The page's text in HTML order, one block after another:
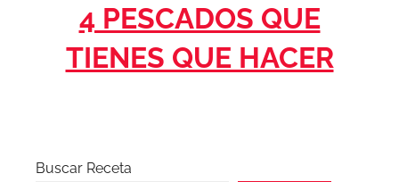
4 PESCADOS QUE
TIENES QUE HACER
Buscar Receta